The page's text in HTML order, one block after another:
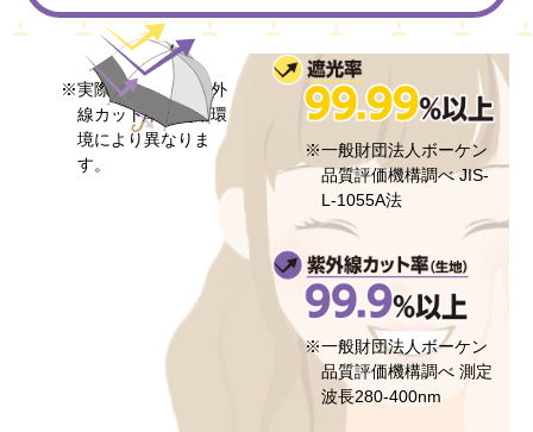
※実際の遮光率・紫外
線カット率は使用環
境により異なりま
す。
※一般財団法人ボーケン
品質評価機構調べJIS-
L-1055A法
※一般財団法人ボーケン
品質評価機構調べ 測定
波長280-400nm